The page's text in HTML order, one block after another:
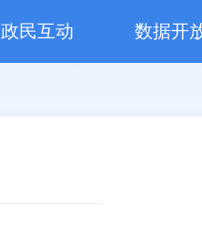
政民互动 数据开